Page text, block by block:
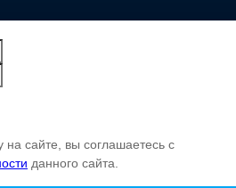
сайте, вы соглашаетесь с
данного сайта.